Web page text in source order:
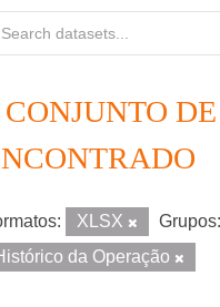
CONJUNTO
XLSX Grupos:
da Operação